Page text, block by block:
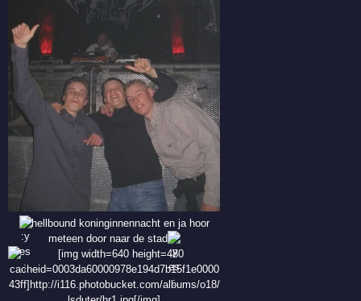
hellbound koninginnennacht en ja hoor
meteen door naar de stad